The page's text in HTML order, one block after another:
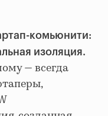
комьюнити:
изоляция.
— всегда